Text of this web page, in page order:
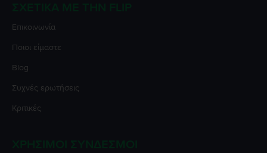
Επικοινωνία
Ποιοι είμαστε
Blog
Συχνές ερωτήσεις
Κριτικές